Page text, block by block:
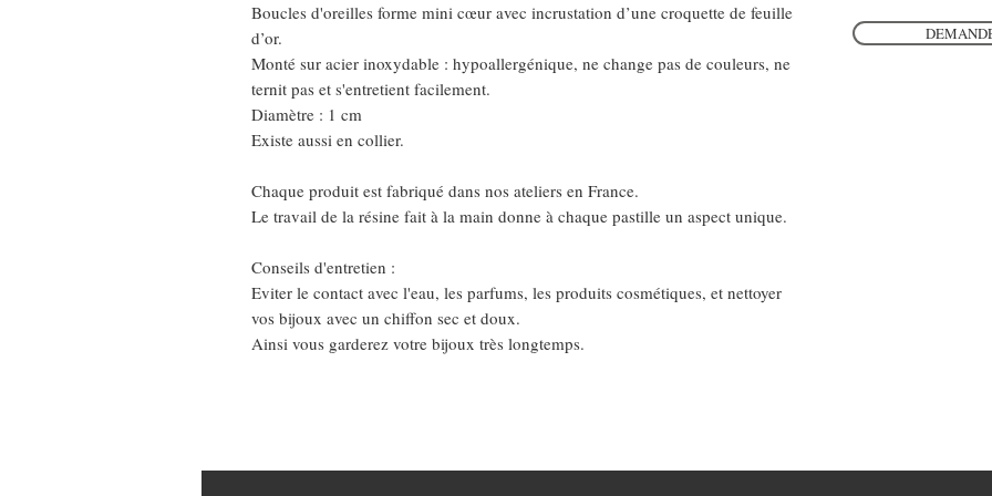
Boucles d'oreilles forme mini cœur avec incrustation d’une croquette de feuille
d’or.
Monté sur acier inoxydable : hypoallergénique, ne change pas de couleurs, ne
ternit pas et s'entretient facilement.
Diamètre : 1 cm
Existe aussi en collier.
Chaque produit est fabriqué dans nos ateliers en France.
Le travail de la résine fait à la main donne à chaque pastille un aspect unique.
Conseils d'entretien :
Eviter le contact avec l'eau, les parfums, les produits cosmétiques, et nettoyer
vos bijoux avec un chiffon sec et doux.
Ainsi vous garderez votre bijoux très longtemps.